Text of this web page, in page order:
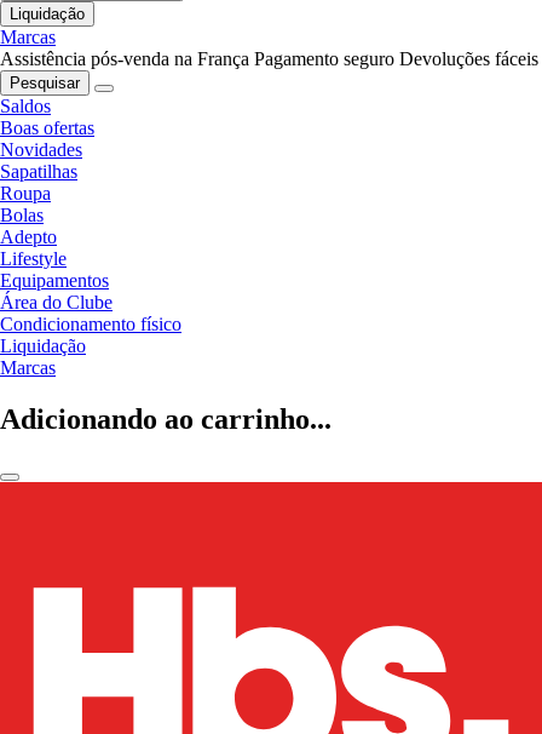
Liquidação
Marcas
Assistência pós-venda na França Pagamento seguro Devoluções fáceis
Pesquisar
Saldos
Boas ofertas
Novidades
Sapatilhas
Roupa
Bolas
Adepto
Lifestyle
Equipamentos
Área do Clube
Condicionamento físico
Liquidação
Marcas
Adicionando ao carrinho...